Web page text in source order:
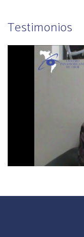
Testimonios